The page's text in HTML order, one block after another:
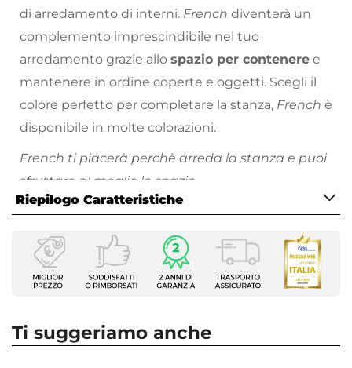
di arredamento di interni. French diventerà un
complemento imprescindibile nel tuo
arredamento grazie allo spazio per contenere e
mantenere in ordine coperte e oggetti. Scegli il
colore perfetto per completare la stanza, French è
disponibile in molte colorazioni.
French ti piacerà perchè arreda la stanza e puoi
sfruttare al meglio lo spazio.
Scopri la collezione di complementi d’arredo sul
nostrovasto catalogo online
: troverai proposte
per tutte le necessità, stili di arredamento e
prezzo!
Riepilogo Caratteristiche
Caratteristiche
Tipologia
Pouf
Forma Base
Ti suggeriamo anche